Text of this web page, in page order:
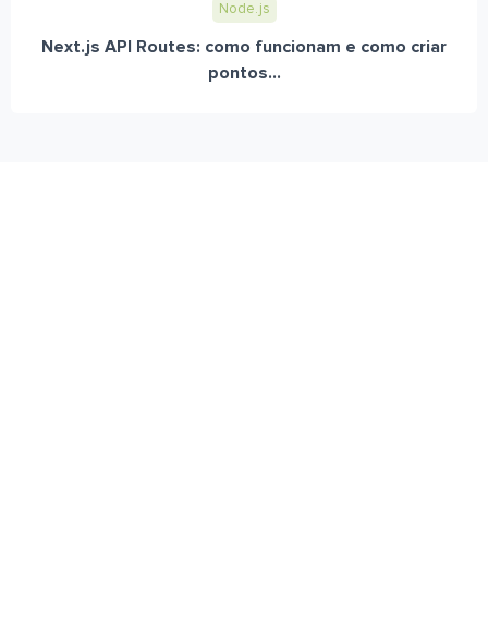
Node.js
Next.js API Routes: como funcionam e como criar
pontos...